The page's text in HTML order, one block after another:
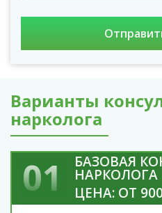
Варианты
нарколога
01 БАЗОВАЯ
НАРКОЛОГА
ЦЕНА: ОТ